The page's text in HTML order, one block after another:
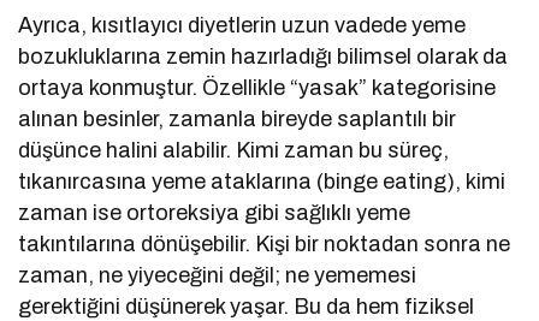
Ayrıca, kısıtlayıcı diyetlerin uzun vadede yeme
bozukluklarına zemin hazırladığı bilimsel olarak da
ortaya konmuştur. Özellikle “yasak” kategorisine
alınan besinler, zamanla bireyde saplantılı bir
düşünce halini alabilir. Kimi zaman bu süreç,
tıkanırcasına yeme ataklarına (binge eating), kimi
zaman ise ortoreksiya gibi sağlıklı yeme
takıntılarına dönüşebilir. Kişi bir noktadan sonra ne
zaman, ne yiyeceğini değil; ne yememesi
gerektiğini düşünerek yaşar. Bu da hem fiziksel